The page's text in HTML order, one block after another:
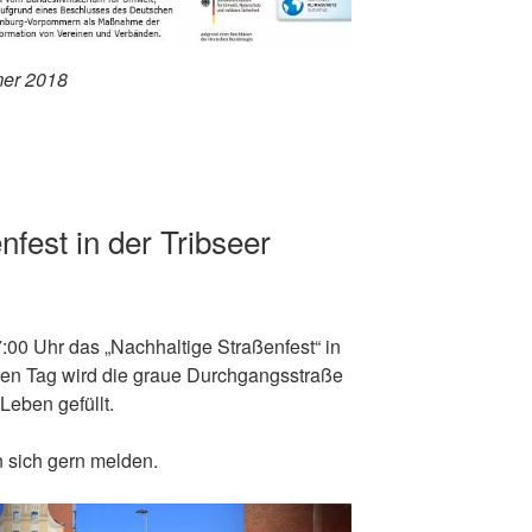
2018
in der Tribseer
Uhr das „Nachhaltige Straßenfest“ in
Tag wird die graue Durchgangsstraße
gefüllt.
sich gern melden.